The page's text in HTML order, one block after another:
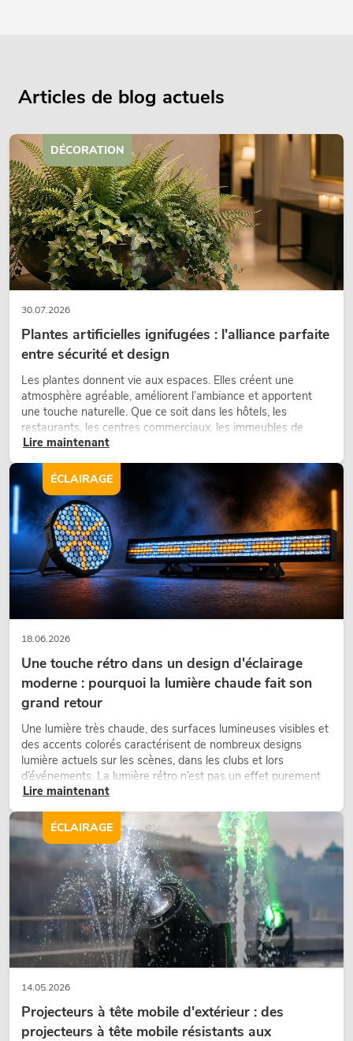
Articles de blog actuels
30.07.2026
Plantes artificielles ignifugées : l'alliance parfaite
entre sécurité et design
Les plantes donnent vie aux espaces. Elles créent une
atmosphère agréable, améliorent l’ambiance et apportent
une touche naturelle. Que ce soit dans les hôtels, les
restaurants, les centres commerciaux, les immeubles de
bureaux ou sur les stands d’exposition, une végétalisation de
d’aménagement modernes.
Lire maintenant
DÉCORATION
18.06.2026
Une touche rétro dans un design d'éclairage
moderne : pourquoi la lumière chaude fait son
grand retour
Une lumière très chaude, des surfaces lumineuses visibles et
des accents colorés caractérisent de nombreux designs
lumière actuels sur les scènes, dans les clubs et lors
d’événements. La lumière rétro n’est pas un effet purement
nostalgique, mais un outil de conception utilisé de manière
scènes et peut rendre les configurations LED techniques plus
émotionnelles.
Lire maintenant
ÉCLAIRAGE
14.05.2026
Projecteurs à tête mobile d'extérieur : des
projecteurs à tête mobile résistants aux
ÉCLAIRAGE